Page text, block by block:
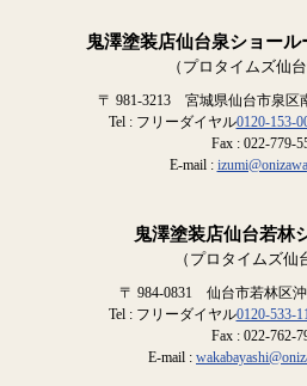
鬼澤塗装店仙台泉ショール
（プロタイムズ仙台
〒 981-3213 宮城県仙台市泉区
Tel : フリーダイヤル0120-153-
Fax : 022-779-
E-mail :
鬼澤塗装店仙台若林
（プロタイムズ仙
〒 984-0831 仙台市若林区
Tel : フリーダイヤル0120-533-
Fax : 022-762-
E-mail :